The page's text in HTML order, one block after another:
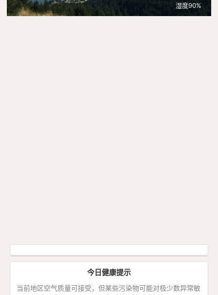
湿度90%
今日健康提示
当前地区空气质量可接受，但某些污染物可能对极少数异常敏